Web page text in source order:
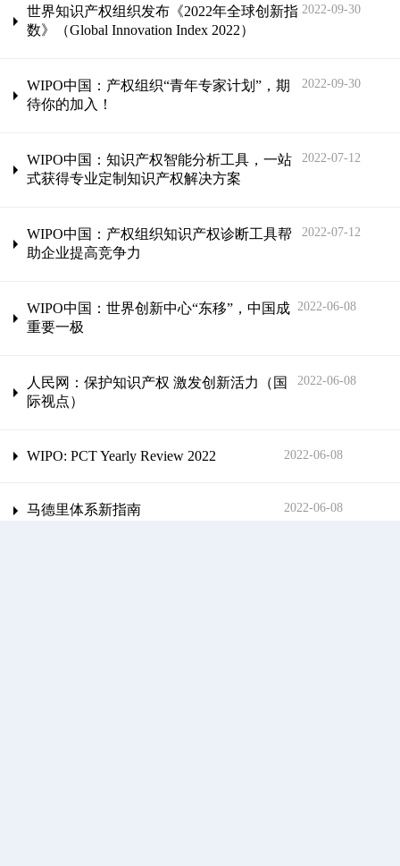
世界知识产权组织发布《2022年全球创新指
数》（Global Innovation Index 2022）
2022-09-30
WIPO中国：产权组织“青年专家计划”，期
待你的加入！
2022-09-30
WIPO中国：知识产权智能分析工具，一站
式获得专业定制知识产权解决方案
2022-07-12
WIPO中国：产权组织知识产权诊断工具帮
助企业提高竞争力
2022-07-12
WIPO中国：世界创新中心“东移”，中国成
重要一极
2022-06-08
人民网：保护知识产权 激发创新活力（国
际视点）
2022-06-08
WIPO: PCT Yearly Review 2022 2022-06-08
马德里体系新指南 2022-06-08